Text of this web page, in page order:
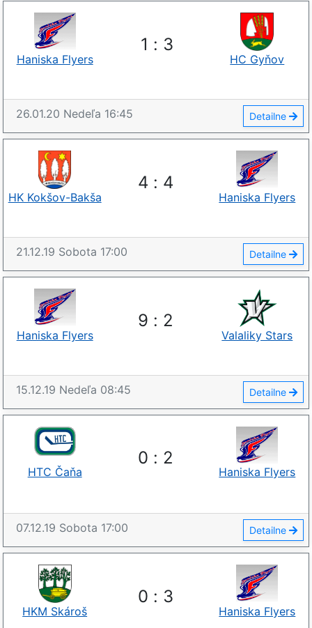
1 : 3
Haniska Flyers HC Gyňov
26.01.20 Nedeľa 16:45 Detailne
4 : 4
HK Kokšov-Bakša Haniska Flyers
21.12.19 Sobota 17:00 Detailne
9 : 2
Haniska Flyers Valaliky Stars
15.12.19 Nedeľa 08:45 Detailne
0 : 2
HTC Čaňa Haniska Flyers
07.12.19 Sobota 17:00 Detailne
0 : 3
HKM Skároš Haniska Flyers